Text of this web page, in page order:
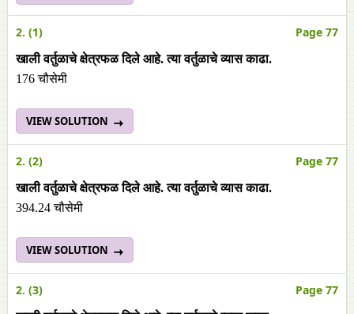
2. (1) Page 77
खाली वर्तुळाचे क्षेत्रफळ दिले आहे. त्या वर्तुळाचे व्यास काढा.
176 चौसेमी
VIEW SOLUTION
2. (2) Page 77
खाली वर्तुळाचे क्षेत्रफळ दिले आहे. त्या वर्तुळाचे व्यास काढा.
394.24 चौसेमी
VIEW SOLUTION
2. (3) Page 77